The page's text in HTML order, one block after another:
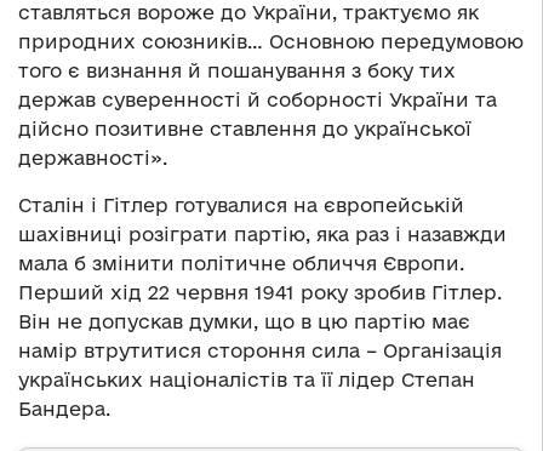
ставляться вороже до України, трактуємо як
природних союзників… Основною передумовою
того є визнання й пошанування з боку тих
держав суверенності й соборності України та
дійсно позитивне ставлення до української
державності».
Сталін і Гітлер готувалися на європейській
шахівниці розіграти партію, яка раз і назавжди
мала б змінити політичне обличчя Європи.
Перший хід 22 червня 1941 року зробив Гітлер.
Він не допускав думки, що в цю партію має
намір втрутитися стороння сила – Організація
українських націоналістів та її лідер Степан
Бандера.